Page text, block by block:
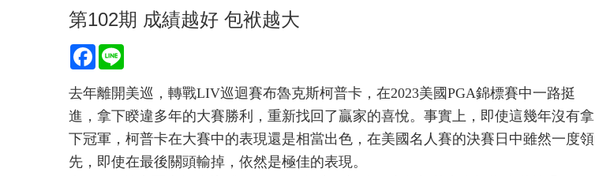
第102期 成績越好 包袱越大
Facebook
去年離開美巡，轉戰LIV巡迴賽布魯克斯柯普卡，在2023美國PGA錦標賽中一路挺
進，拿下睽違多年的大賽勝利，重新找回了贏家的喜悅。事實上，即使這幾年沒有拿
下冠軍，柯普卡在大賽中的表現還是相當出色，在美國名人賽的決賽日中雖然一度領
先，即使在最後關頭輸掉，依然是極佳的表現。